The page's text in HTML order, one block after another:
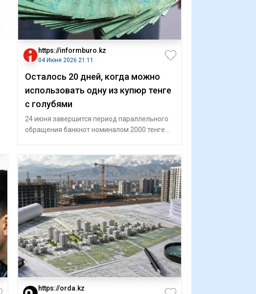
https://informburo.kz
04 Июня 2026 21:11
Осталось 20 дней, когда можно
использовать одну из купюр тенге
с голубями
24 июня завершится период параллельного
обращения банкнот номиналом 2000 тенге
https://orda.kz